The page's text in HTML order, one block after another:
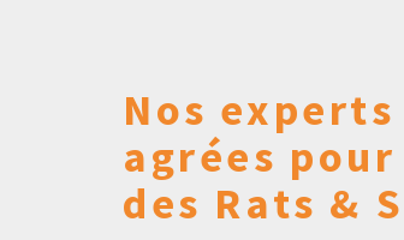
Nos
agrées
des Rats &